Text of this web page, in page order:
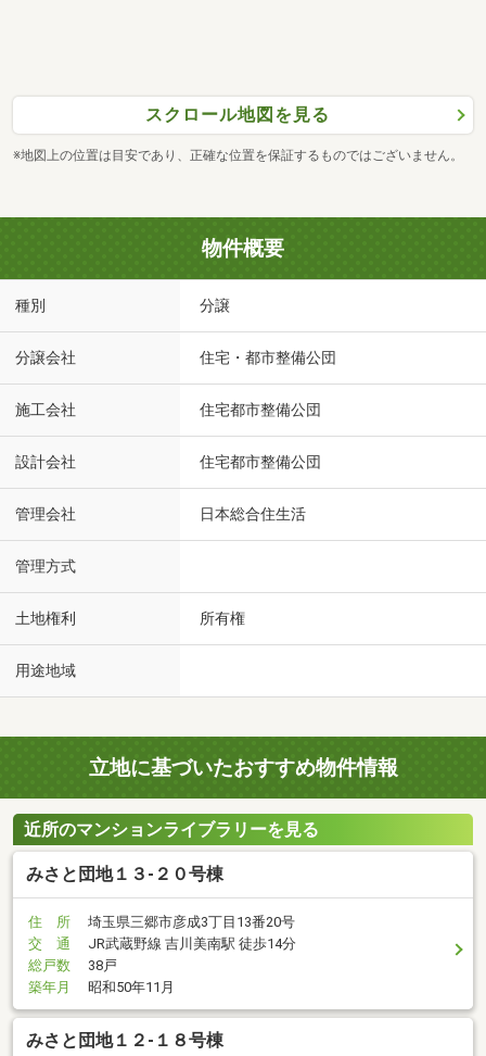
スクロール地図を見る
※地図上の位置は目安であり、正確な位置を保証するものではございません。
物件概要
種別 分譲
分譲会社 住宅・都市整備公団
施工会社 住宅都市整備公団
設計会社 住宅都市整備公団
管理会社 日本総合住生活
管理方式
土地権利 所有権
用途地域
立地に基づいたおすすめ物件情報
近所のマンションライブラリーを見る
みさと団地１３-２０号棟
住 所
埼玉県三郷市彦成3丁目13番20号
交 通
JR武蔵野線 吉川美南駅 徒歩14分
総戸数
38戸
築年月
昭和50年11月
みさと団地１２-１８号棟